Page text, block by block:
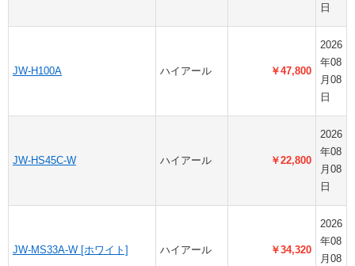
日
JW-H100A ハイアール ￥47,800
2026
年08
月08
日
JW-HS45C-W ハイアール ￥22,800
2026
年08
月08
日
JW-MS33A-W [ホワイト] ハイアール ￥34,320
2026
年08
月08